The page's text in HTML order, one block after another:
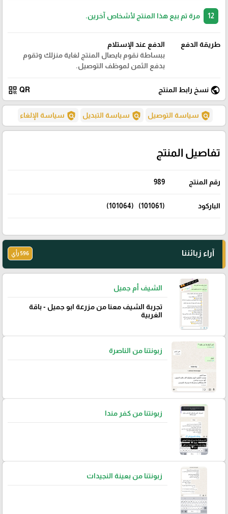
مرة تم بيع هذا المنتج لأشخاص آخرين.
طريقة الدفع
الدفع عند الإستلام
ببساطة نقوم بايصال المنتج لغاية منزلك وتقوم
بدفع الثمن لموظف التوصيل.
public نسخ رابط المنتج QR
qr_code
policy سياسة التوصيل policy سياسة التبديل policy سياسة الإلغاء
تفاصيل المنتج
رقم المنتج 989
الباركود (101061) (101064)
آراء زبائننا 596 رأي
الشيف أم جميل
تجربة الشيف معنا من مزرعة ابو جميل - باقة
الغربية
زبونتنا من الناصرة
زبونتنا من كفر مندا
زبونتنا من بعينة النجيدات